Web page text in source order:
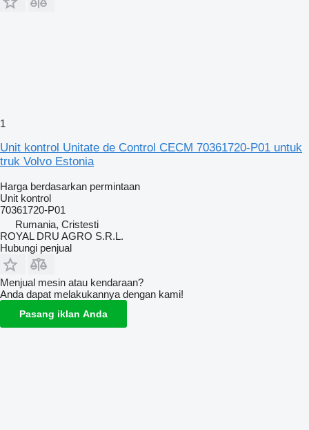
1
Unit kontrol Unitate de Control CECM 70361720-P01 untuk
truk Volvo Estonia
Harga berdasarkan permintaan
Unit kontrol
70361720-P01
Rumania, Cristesti
ROYAL DRU AGRO S.R.L.
Hubungi penjual
Menjual mesin atau kendaraan?
Anda dapat melakukannya dengan kami!
Pasang iklan Anda